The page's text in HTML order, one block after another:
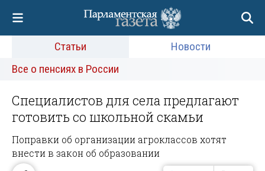
Статьи
Новости
Все о пенсиях в России
Специалистов для села предлагают
готовить со школьной скамьи
Поправки об организации агроклассов хотят
внести в закон об образовании